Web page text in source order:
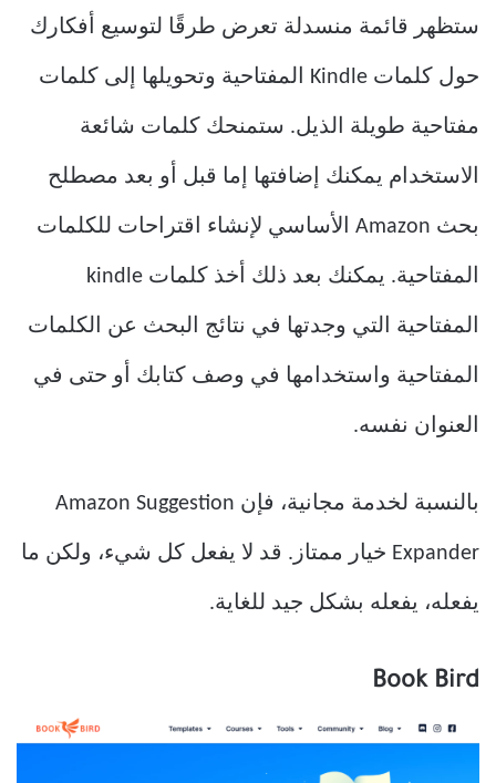
ستظهر قائمة منسدلة تعرض طرقًا لتوسيع أفكارك
حول كلمات Kindle المفتاحية وتحويلها إلى كلمات
مفتاحية طويلة الذيل. ستمنحك كلمات شائعة
الاستخدام يمكنك إضافتها إما قبل أو بعد مصطلح
بحث Amazon الأساسي لإنشاء اقتراحات للكلمات
المفتاحية. يمكنك بعد ذلك أخذ كلمات kindle
المفتاحية التي وجدتها في نتائج البحث عن الكلمات
المفتاحية واستخدامها في وصف كتابك أو حتى في
العنوان نفسه.
بالنسبة لخدمة مجانية، فإن Amazon Suggestion
Expander خيار ممتاز. قد لا يفعل كل شيء، ولكن ما
يفعله، يفعله بشكل جيد للغاية.
Book Bird